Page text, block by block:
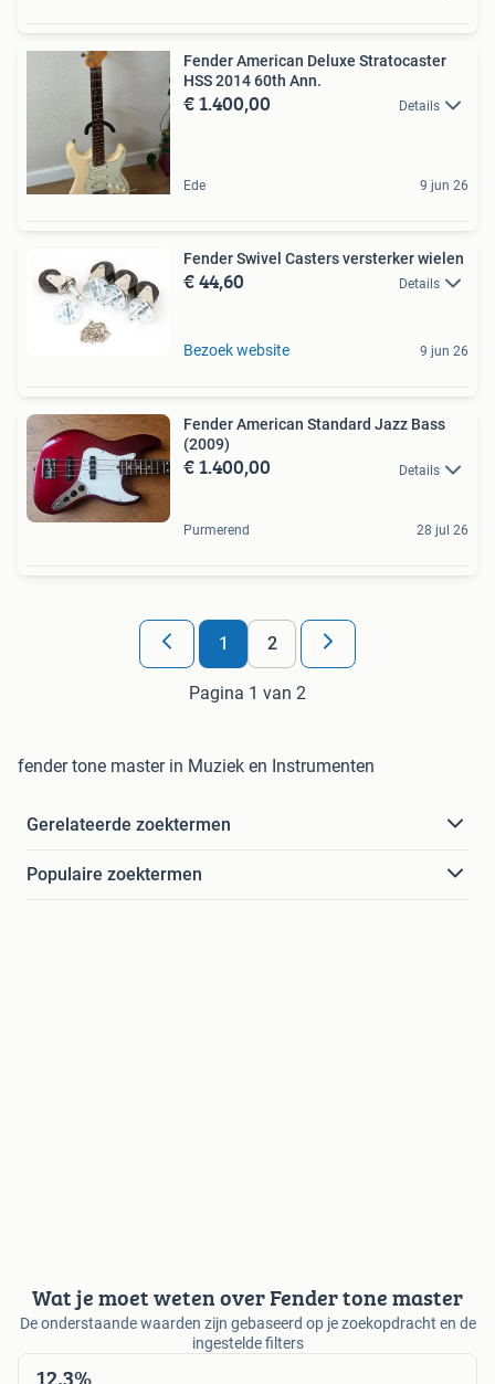
Fender American Deluxe Stratocaster
HSS 2014 60th Ann.
€ 1.400,00 Details
Ede 9 jun 26
Fender Swivel Casters versterker wielen
€ 44,60 Details
Bezoek website 9 jun 26
Fender American Standard Jazz Bass
(2009)
€ 1.400,00 Details
Purmerend 28 jul 26
1 2
Pagina 1 van 2
fender tone master in Muziek en Instrumenten
Gerelateerde zoektermen
Populaire zoektermen
Wat je moet weten over Fender tone master
De onderstaande waarden zijn gebaseerd op je zoekopdracht en de
ingestelde filters
12,3%